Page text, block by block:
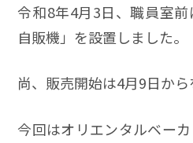
令和8年4月3日、職員室
自販機」を設置しました。
尚、販売開始は4月9日から
今回はオリエンタルベー